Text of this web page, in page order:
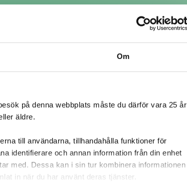
Om
på denna webbplats måste du därför vara 25 år
äldre.
till användarna, tillhandahålla funktioner för
identifierare och annan information från din enhet
med. Dessa kan i sin tur kombinera informationen
in när du har använt deras tjänster.
väl gräddad.